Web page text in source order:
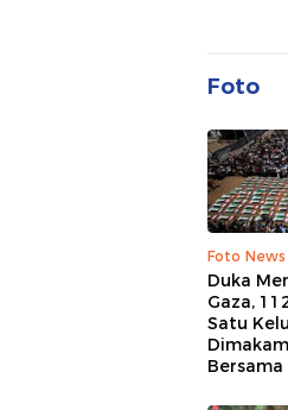
Foto
Foto News
Duka
Gaza,
Satu
Bersama